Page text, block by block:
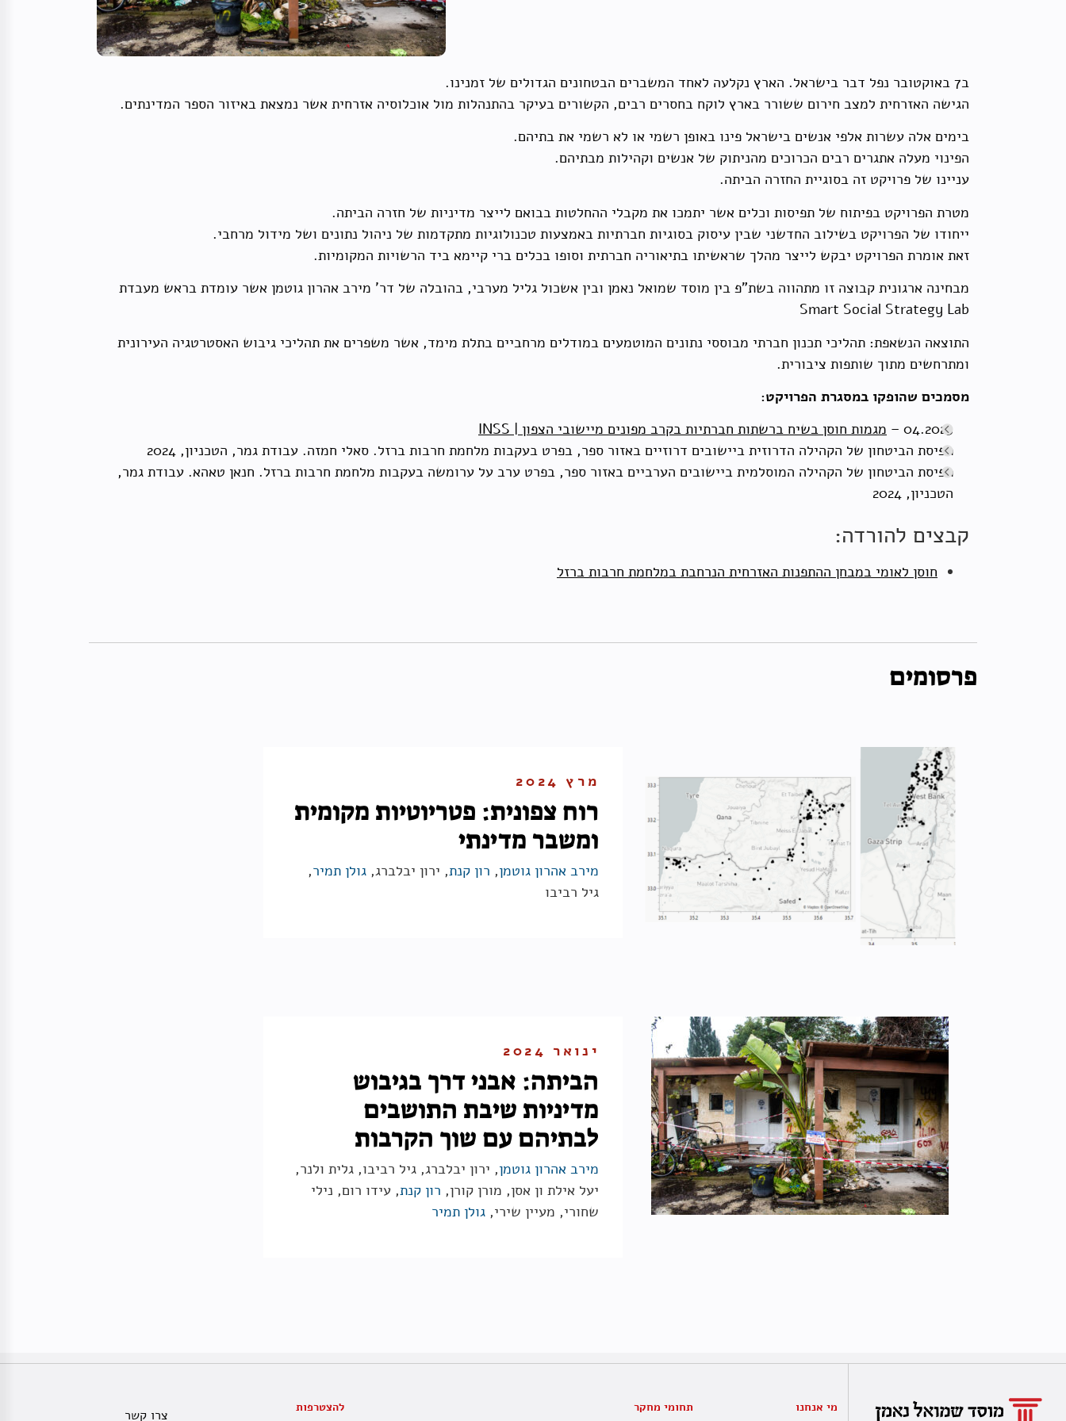
ב7 באוקטובר נפל דבר בישראל. הארץ נקלעה לאחד המשברים הבטחונים הגדולים של זמנינו.
הגישה האזרחית למצב חירום ששורר בארץ לוקח בחסרים רבים, הקשורים בעיקר בהתנהלות מול אוכלוסיה אזרחית אשר נמצאת באיזור הספר המדינתים.
בימים אלה עשרות אלפי אנשים בישראל פינו באופן רשמי או לא רשמי את בתיהם.
הפינוי מעלה אתגרים רבים הכרוכים מהניתוק של אנשים וקהילות מבתיהם.
עניינו של פרויקט זה בסוגיית החזרה הביתה.
מטרת הפרויקט בפיתוח של תפיסות וכלים אשר יתמכו את מקבלי ההחלטות בבואם לייצר מדיניות של חזרה הביתה.
ייחודו של הפרויקט בשילוב החדשני שבין עיסוק בסוגיות חברתיות באמצעות טכנולוגיות מתקדמות של ניהול נתונים ושל מידול מרחבי.
זאת אומרת הפרויקט יבקש לייצר מהלך שראשיתו בתיאוריה חברתית וסופו בכלים ברי קיימא ביד הרשויות המקומיות.
מבחינה ארגונית קבוצה זו מתהווה בשת"פ בין מוסד שמואל נאמן ובין אשכול גליל מערבי, בהובלה של דר' מירב אהרון גוטמן אשר עומדת בראש מעבדת
Smart Social Strategy Lab
התוצאה הנשאפת: תהליכי תכנון חברתי מבוססי נתונים המוטמעים במודלים מרחביים בתלת מימד, אשר משפרים את תהליכי גיבוש האסטרטגיה העירונית
ומתרחשים מתוך שותפות ציבורית.
מסמכים שהופקו במסגרת הפרויקט:
04.2025 –
מגמות חוסן בשיח ברשתות חברתיות בקרב מפונים מיישובי הצפון | INSS
תפיסת הביטחון של הקהילה הדרוזית ביישובים דרוזיים באזור ספר, בפרט בעקבות מלחמת חרבות ברזל. סאלי חמזה. עבודת גמר, הטכניון, 2024
תפיסת הביטחון של הקהילה המוסלמית ביישובים הערביים באזור ספר, בפרט ערב על ערומשה בעקבות מלחמת חרבות ברזל. חנאן טאהא. עבודת גמר,
הטכניון, 2024
קבצים להורדה:
חוסן לאומי במבחן ההתפנות האזרחית הנרחבת במלחמת חרבות ברזל
פרסומים
מרץ 2024
רוח צפונית: פטריוטיות מקומית
ומשבר מדינתי
מירב אהרון גוטמן, רון קנת, ירון יבלברג, גולן תמיר,
גיל רביבו
ינואר 2024
הביתה: אבני דרך בגיבוש
מדיניות שיבת התושבים
לבתיהם עם שוך הקרבות
מירב אהרון גוטמן, ירון יבלברג, גיל רביבו, גלית ולנר,
יעל אילת ון אסן, מורן קורן, רון קנת, עידו רום, נילי
שחורי, מעיין שירי, גולן תמיר
מי אנחנו תחומי מחקר להצטרפות צרו קשר